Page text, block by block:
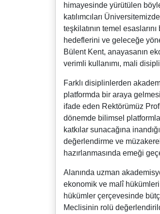
himayesinde yürütülen
katılımcıları
teşkilatının temel
hedeflerini ve geleceğe
Bülent Kent, anayasanın
verimli kullanımı, mali
Farklı disiplinlerden
platformda bir araya
ifade eden Rektörümüz
dönemde bilimsel
katkılar sunacağına
değerlendirme ve
hazırlanmasında emeği
Alanında uzman
ekonomik ve malî
hükümler çerçevesinde
Meclisinin rolü